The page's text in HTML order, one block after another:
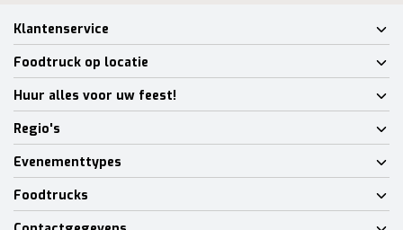
Klantenservice
Foodtruck op locatie
Huur alles voor uw feest!
Regio's
Evenementtypes
Foodtrucks